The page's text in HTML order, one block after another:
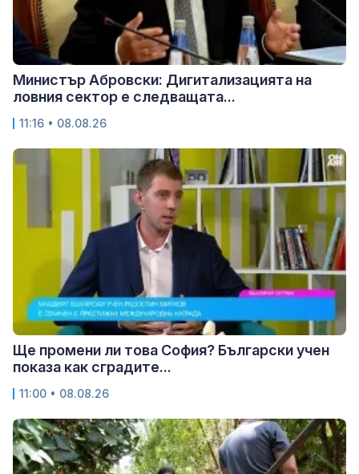
Министър Абровски: Дигитализацията на
ловния сектор е следващата...
11:16 • 08.08.26
Ще промени ли това София? Български учен
показа как сградите...
11:00 • 08.08.26